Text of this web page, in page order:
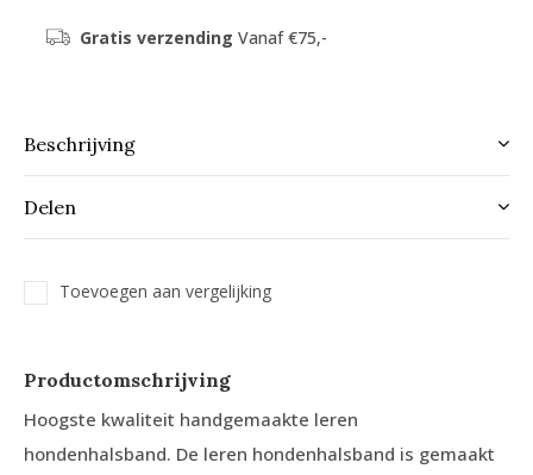
Gratis verzending Vanaf €75,-
Beschrijving
Delen
Toevoegen aan vergelijking
Productomschrijving
Hoogste kwaliteit handgemaakte leren
hondenhalsband. De leren hondenhalsband is gemaakt